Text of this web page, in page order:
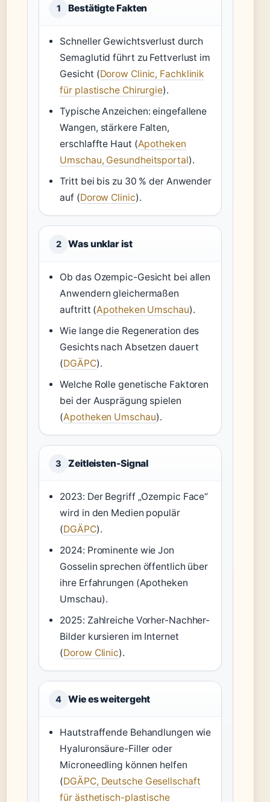
1 Bestätigte Fakten
Schneller Gewichtsverlust durch
Semaglutid führt zu Fettverlust im
Gesicht (Dorow Clinic, Fachklinik
für plastische Chirurgie).
Typische Anzeichen: eingefallene
Wangen, stärkere Falten,
erschlaffte Haut (Apotheken
Umschau, Gesundheitsportal).
Tritt bei bis zu 30 % der Anwender
auf (Dorow Clinic).
2 Was unklar ist
Ob das Ozempic-Gesicht bei allen
Anwendern gleichermaßen
auftritt (Apotheken Umschau).
Wie lange die Regeneration des
Gesichts nach Absetzen dauert
(DGÄPC).
Welche Rolle genetische Faktoren
bei der Ausprägung spielen
(Apotheken Umschau).
3 Zeitleisten-Signal
2023: Der Begriff „Ozempic Face“
wird in den Medien populär
(DGÄPC).
2024: Prominente wie Jon
Gosselin sprechen öffentlich über
ihre Erfahrungen (Apotheken
Umschau).
2025: Zahlreiche Vorher-Nachher-
Bilder kursieren im Internet
(Dorow Clinic).
4 Wie es weitergeht
Hautstraffende Behandlungen wie
Hyaluronsäure-Filler oder
Microneedling können helfen
(DGÄPC, Deutsche Gesellschaft
für ästhetisch-plastische